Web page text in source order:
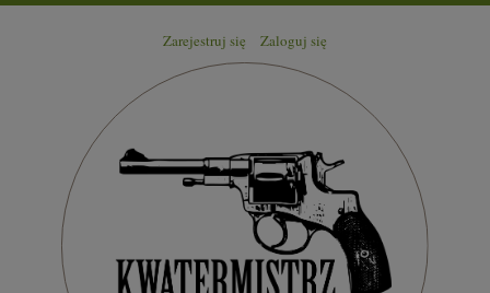
Zarejestruj się Zaloguj się